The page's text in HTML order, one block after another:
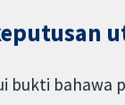
bukti bahawa